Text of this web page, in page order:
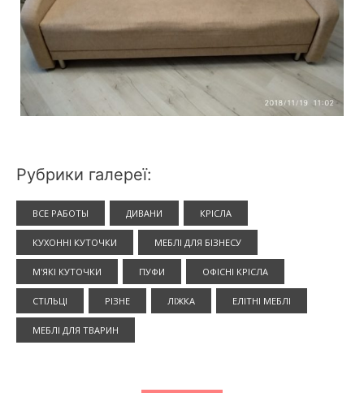
Рубрики галереї:
ВСЕ РАБОТЫ ДИВАНИ КРІСЛА
КУХОННІ КУТОЧКИ МЕБЛІ ДЛЯ БІЗНЕСУ
М'ЯКІ КУТОЧКИ ПУФИ ОФІСНІ КРІСЛА
СТІЛЬЦІ РІЗНЕ ЛІЖКА ЕЛІТНІ МЕБЛІ
МЕБЛІ ДЛЯ ТВАРИН